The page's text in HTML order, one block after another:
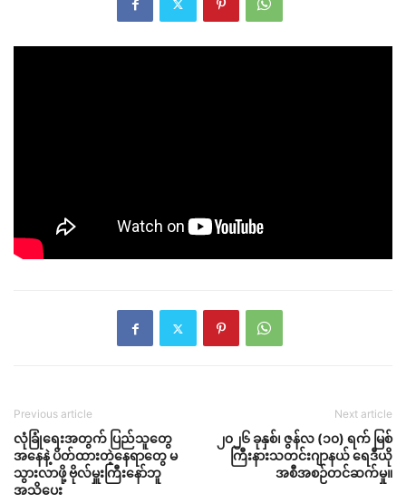
Previous article
လုံခြုံရေးအတွက် ပြည်သူတွေ
အနေနဲ့ ပိတ်ထားတဲ့နေရာတွေ မ
သွားလာဖို့ ဗိုလ်မှူးကြီးနော်ဘူ
အသိပေး
Next article
၂၀၂၆ ခုနှစ်၊ ဇွန်လ (၁၀) ရက် မြစ်
ကြီးနားသတင်းဂျာနယ် ရေဒီယို
အစီအစဉ်တင်ဆက်မှု။